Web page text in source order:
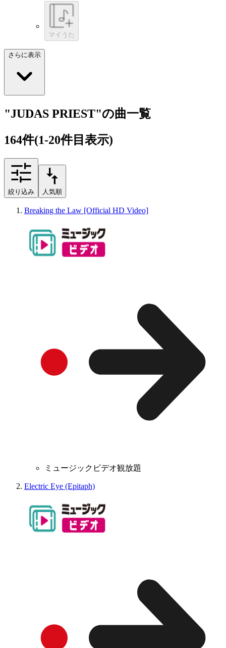
マイうた
さらに表示
"JUDAS PRIEST"の曲一覧
164件(1-20件目表示)
絞り込み 人気順
Breaking the Law [Official HD Video]
ミュージックビデオ観放題
Electric Eye (Epitaph)